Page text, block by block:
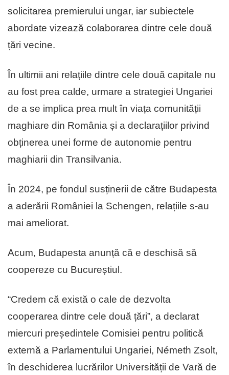
solicitarea premierului ungar, iar subiectele
abordate vizează colaborarea dintre cele două
țări vecine.
În ultimii ani relațiile dintre cele două capitale nu
au fost prea calde, urmare a strategiei Ungariei
de a se implica prea mult în viața comunității
maghiare din România și a declarațiilor privind
obținerea unei forme de autonomie pentru
maghiarii din Transilvania.
În 2024, pe fondul susținerii de către Budapesta
a aderării României la Schengen, relațiile s-au
mai ameliorat.
Acum, Budapesta anunță că e deschisă să
coopereze cu Bucureștiul.
“Credem că există o cale de dezvolta
cooperarea dintre cele două țări”, a declarat
miercuri președintele Comisiei pentru politică
externă a Parlamentului Ungariei, Németh Zsolt,
în deschiderea lucrărilor Universității de Vară de